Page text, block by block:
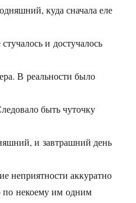
куда сначала еле
и достучалось
В реальности было
быть чуточку
и завтрашний день
неприятности аккуратно
по некоему им одним